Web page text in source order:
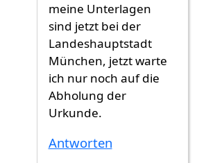
meine Unterlagen
sind jetzt bei der
Landeshauptstadt
München, jetzt warte
ich nur noch auf die
Abholung der
Urkunde.
Antworten